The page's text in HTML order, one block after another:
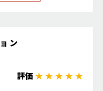
ン
評価★ ★ ★ ★ ★